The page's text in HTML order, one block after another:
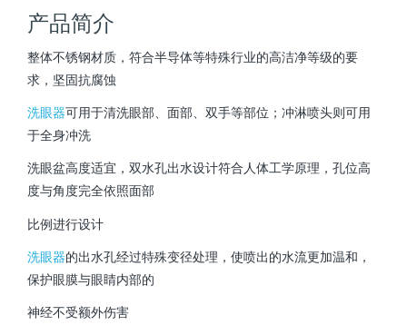
产品简介
整体不锈钢材质，符合半导体等特殊行业的高洁净等级的要
求，坚固抗腐蚀
洗眼器可用于清洗眼部、面部、双手等部位；冲淋喷头则可用
于全身冲洗
洗眼盆高度适宜，双水孔出水设计符合人体工学原理，孔位高
度与角度完全依照面部
比例进行设计
洗眼器的出水孔经过特殊变径处理，使喷出的水流更加温和，
保护眼膜与眼睛内部的
神经不受额外伤害